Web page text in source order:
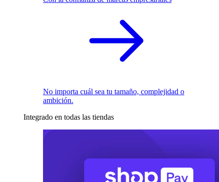
No importa cuál sea tu tamaño, complejidad o
ambición.
Integrado en todas las tiendas